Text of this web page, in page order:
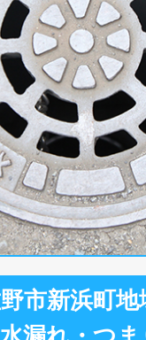
市新浜町地